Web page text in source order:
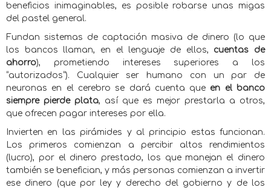
beneficios inimaginables, es posible robarse unas migas
del pastel general.
Fundan sistemas de captación masiva de dinero (lo que
los bancos llaman, en el lenguaje de ellos, cuentas de
ahorro), prometiendo intereses superiores a los
“autorizados”). Cualquier ser humano con un par de
neuronas en el cerebro se dará cuenta que en el banco
siempre pierde plata, así que es mejor prestarla a otros,
que ofrecen pagar intereses por ella.
Invierten en las pirámides y al principio estas funcionan.
Los primeros comienzan a percibir altos rendimientos
(lucro), por el dinero prestado, los que manejan el dinero
también se benefician, y más personas comienzan a invertir
ese dinero (que por ley y derecho del gobierno y de los